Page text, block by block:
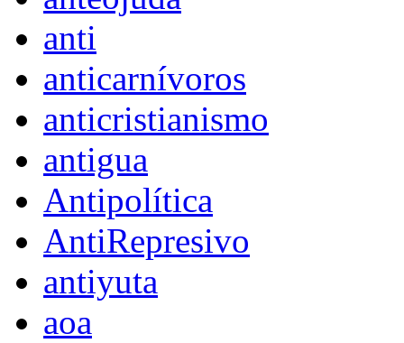
anti
anticarnívoros
anticristianismo
antigua
Antipolítica
AntiRepresivo
antiyuta
aoa